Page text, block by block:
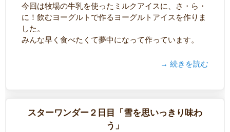
今回は牧場の牛乳を使ったミルクアイスに、さ・ら・
に！飲むヨーグルトで作るヨーグルトアイスを作りま
した。
みんな早く食べたくて夢中になって作っています。
→ 続きを読む
スターワンダー２日目「雪を思いっきり味わ
う」